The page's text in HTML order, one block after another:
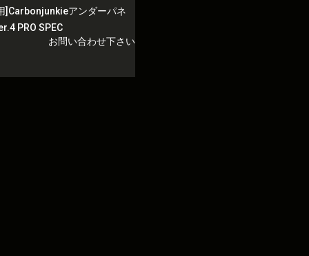
]Carbonjunkieアンダーパネ
PRO SPEC
お問い合わせ下さい